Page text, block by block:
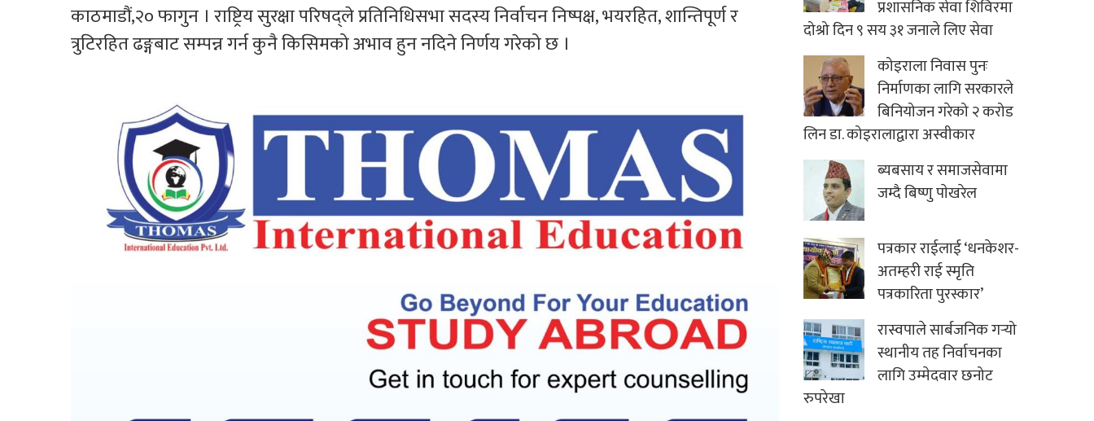
काठमाडौं,२० फागुन । राष्ट्रिय सुरक्षा परिषद्ले प्रतिनिधिसभा सदस्य निर्वाचन निष्पक्ष, भयरहित, शान्तिपूर्ण र
त्रुटिरहित ढङ्गबाट सम्पन्न गर्न कुनै किसिमको अभाव हुन नदिने निर्णय गरेको छ ।
प्रशासनिक सेवा शिविरमा
दोश्रो दिन ९ सय ३१ जनाले लिए सेवा
कोइराला निवास पुनः
निर्माणका लागि सरकारले
बिनियोजन गरेको २ करोड
लिन डा. कोइरालाद्वारा अस्वीकार
ब्यबसाय र समाजसेवामा
जम्दै बिष्णु पाेखरेल
पत्रकार राईलाई ‘धनकेशर-
अतम्हरी राई स्मृति
पत्रकारिता पुरस्कार’
रास्वपाले सार्बजनिक गर्‍यो
स्थानीय तह निर्वाचनका
लागि उम्मेदवार छनोट
रुपरेखा